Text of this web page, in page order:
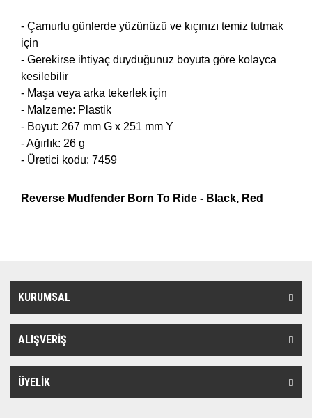
- Çamurlu günlerde yüzünüzü ve kıçınızı temiz tutmak
için
- Gerekirse ihtiyaç duyduğunuz boyuta göre kolayca
kesilebilir
- Maşa veya arka tekerlek için
- Malzeme: Plastik
- Boyut: 267 mm G x 251 mm Y
- Ağırlık: 26 g
- Üretici kodu: 7459
Reverse Mudfender Born To Ride - Black, Red
KURUMSAL
ALIŞVERİŞ
ÜYELİK